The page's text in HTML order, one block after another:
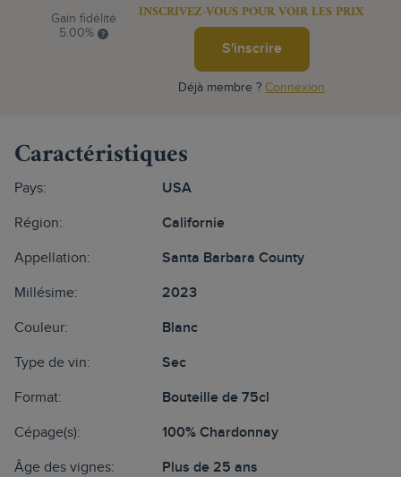
Gain fidélité
5.00%
INSCRIVEZ-VOUS POUR VOIR LES PRIX
S'inscrire
Déjà membre ? Connexion
Caractéristiques
Pays: USA
Région: Californie
Appellation: Santa Barbara County
Millésime: 2023
Couleur: Blanc
Type de vin: Sec
Format: Bouteille de 75cl
Cépage(s): 100% Chardonnay
Âge des vignes: Plus de 25 ans